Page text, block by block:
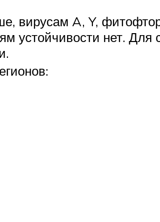
вирусам A, Y,
устойчивости нет. Для